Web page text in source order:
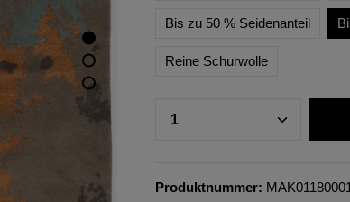
Bis zu 50 % Seidenanteil
Reine Schurwolle
Produktnummer: